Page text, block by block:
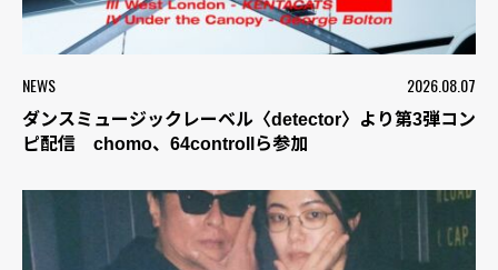
NEWS 2026.08.07
ダンスミュージックレーベル〈detector〉より第3弾コン
ピ配信 chomo、64controllら参加